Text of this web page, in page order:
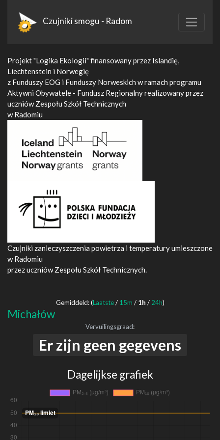
Czujniki smogu - Radom
Projekt "Logika Ekologii" finansowany przez Islandię,
Liechtenstein i Norwegię
z Funduszy EOG i Funduszy Norweskich w ramach programu
Aktywni Obywatele - Fundusz Regionalny realizowany przez
uczniów Zespołu Szkół Technicznych
w Radomiu
Czujniki zanieczyszczenia powietrza i temperatury umieszczone
w Radomiu
przez uczniów Zespołu Szkół Technicznych.
Gemiddeld: (Laatste/ 15m / 1h / 24h)
Michałów
Vervuilingsgraad:
Er zijn geen gegevens
Dagelijkse grafiek